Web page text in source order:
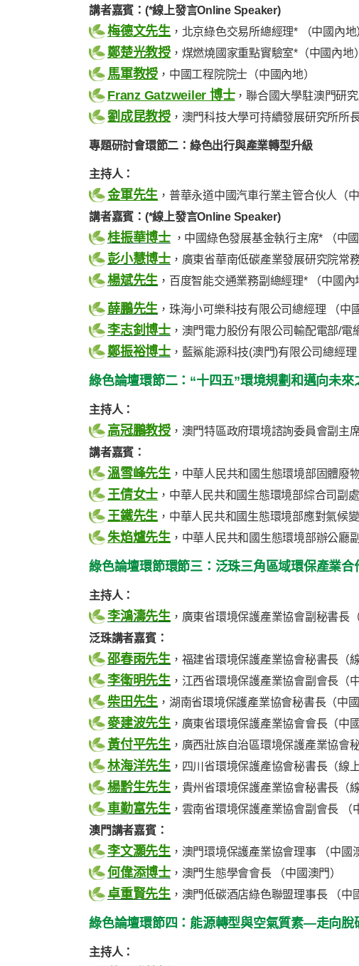
講者嘉賓：(*線上發言Online Speaker)
梅德文先生 ，北京綠色交易所總經理* （中國內地
鄭楚光教授，煤燃燒國家重點實驗室*（中國內地）
馬軍教授 ，中國工程院院士（中國內地）
Franz Gatzweiler 博士，聯合國大學駐澳門研
劉成昆教授，澳門科技大學可持續發展研究所所
專題研討會環節二：綠色出行與產業轉型升級
主持人：
金軍先生 ，普華永道中國汽車行業主管合伙人（中
講者嘉賓：(*線上發言Online Speaker)
桂振華博士，中國綠色發展基金執行主席* （中國
彭小慧博士，廣東省華南低碳產業發展研究院常
楊斌先生 ，百度智能交通業務副總經理* （中國內
薛鵬先生 ，珠海小可樂科技有限公司總經理 （中
李志釗博士，澳門電力股份有限公司輸配電部/電
鄭振裕博士，藍鯊能源科技(澳門)有限公司總經理
綠色論壇環節二：“十四五”環境規劃和邁向未來
主持人：
高冠鵬教授，澳門特區政府環境諮詢委員會副主
講者嘉賓：
溫雪峰先生 ，中華人民共和國生態環境部固體廢
王倩女士 ，中華人民共和國生態環境部綜合司副
王鐵先生 ，中華人民共和國生態環境部應對氣候
朱焰爐先生 ，中華人民共和國生態環境部辦公廳
綠色論壇環節環節三：泛珠三角區域環保產業合
主持人：
李鴻濤先生 ，廣東省環境保護產業協會副秘書長
泛珠講者嘉賓：
邵春雨先生 ，福建省環境保護產業協會秘書長（
李衛明先生 ，江西省環境保護產業協會副會長（
柴田先生 ，湖南省環境保護產業協會秘書長（中國
麥建波先生 ，廣東省環境保護產業協會會長（中國
黃付平先生 ，廣西壯族自治區環境保護產業協會
林海洋先生 ，四川省環境保護產協會秘書長（線
楊黔生先生 ，貴州省環境保護產業協會秘書長（
車勤富先生 ，雲南省環境保護產業協會副會長 （
澳門講者嘉賓：
李文灝先生 ，澳門環境保護產業協會理事 （中國
何偉添博士，澳門生態學會會長 （中國澳門）
卓重賢先生 ，澳門低碳酒店綠色聯盟理事長 （中
綠色論壇環節四：能源轉型與空氣質素—走向脫
主持人：